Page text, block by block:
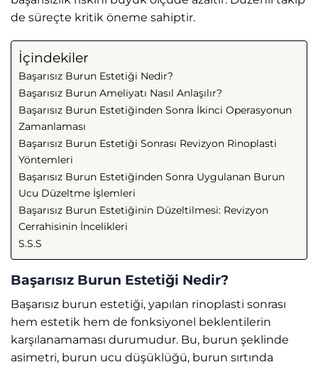
de süreçte kritik öneme sahiptir.
İçindekiler
Başarısız Burun Estetiği Nedir?
Başarısız Burun Ameliyatı Nasıl Anlaşılır?
Başarısız Burun Estetiğinden Sonra İkinci Operasyonun
Zamanlaması
Başarısız Burun Estetiği Sonrası Revizyon Rinoplasti
Yöntemleri
Başarısız Burun Estetiğinden Sonra Uygulanan Burun
Ucu Düzeltme İşlemleri
Başarısız Burun Estetiğinin Düzeltilmesi: Revizyon
Cerrahisinin İncelikleri
S.S.S
Başarısız Burun Estetiği Nedir?
Başarısız burun estetiği, yapılan rinoplasti sonrası
hem estetik hem de fonksiyonel beklentilerin
karşılanamaması durumudur. Bu, burun şeklinde
asimetri, burun ucu düşüklüğü, burun sırtında